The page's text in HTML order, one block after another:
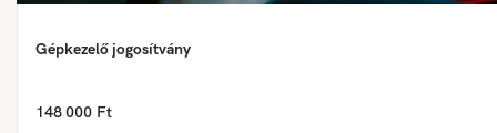
Gépkezelő jogosítvány
148 000 Ft